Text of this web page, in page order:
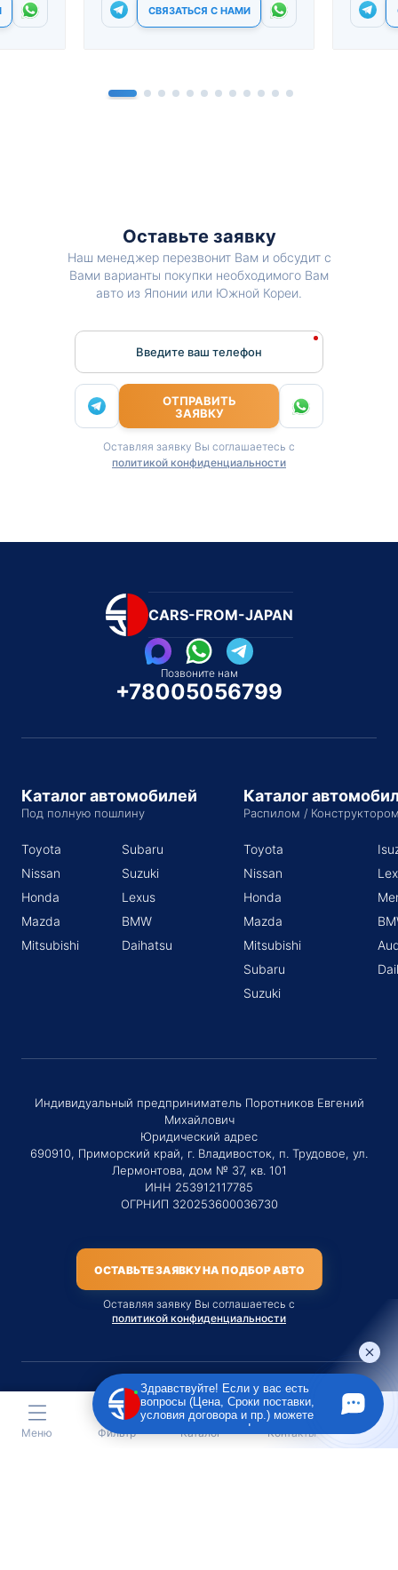
СВЯЗАТЬСЯ С НАМИ
Оставьте заявку
Наш менеджер перезвонит Вам и обсудит с
Вами варианты покупки необходимого Вам
авто из Японии или Южной Кореи.
Введите ваш телефон
ОТПРАВИТЬ
ЗАЯВКУ
Оставляя заявку Вы соглашаетесь с
политикой конфиденциальности
CARS-FROM-JAPAN
Позвоните нам
+78005056799
Каталог автомобилей
Под полную пошлину
Toyota
Nissan
Honda
Mazda
Mitsubishi
Subaru
Suzuki
Lexus
BMW
Daihatsu
Каталог
Распилом /
Toyota
Nissan
Honda
Mazda
Mitsubishi
Subaru
Suzuki
Индивидуальный предприниматель Поротников Евгений
Михайлович
Юридический адрес
690910, Приморский край, г. Владивосток, п. Трудовое, ул.
Лермонтова, дом № 37, кв. 101
ИНН 253912117785
ОГРНИП 320253600036730
ОСТАВЬТЕ ЗАЯВКУ НА ПОДБОР АВТО
Оставляя заявку Вы соглашаетесь с
политикой конфиденциальности
Материалы данного сайта являются публичной офертой
только на услугу сопровождения Агентом приобретения
транспортного средства Клиентом.
Меню Фильтр Каталог Контакты
Здравствуйте! Если у вас есть
вопросы (Цена, Сроки поставки,
условия договора и пр.) можете
задать их мне в чат!